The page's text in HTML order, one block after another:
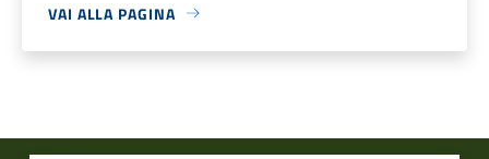
VAI ALLA PAGINA